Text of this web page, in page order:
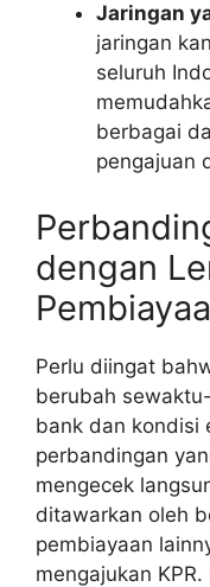
Jaringan
jaringan
seluruh
berbagai
pengajuan
dengan
Perlu diingat
berubah
bank dan kondisi
perbandingan
mengecek
ditawarkan oleh
pembiayaan
mengajukan